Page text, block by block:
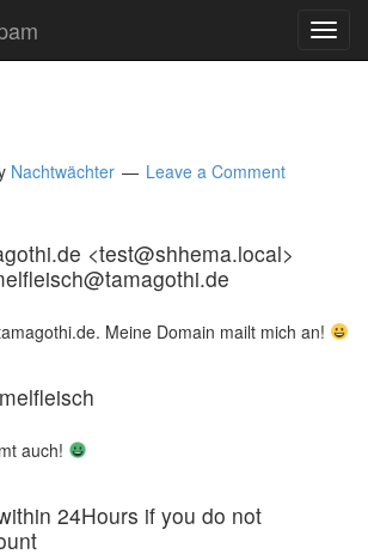
Nachtwächter Leave a Comment
<test@shhema.local>
Meine Domain mailt mich an!
auch!
24Hours if you do not